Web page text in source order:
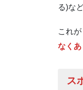
る)な
これが
なく
ス